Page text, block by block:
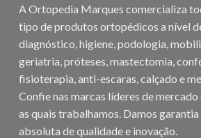
A Ortopedia Marques comercializa
tipo de produtos ortopédicos a nível
diagnóstico, higiene, podologia,
geriatria, próteses, mastectomia,
fisioterapia, anti-escaras, calçado e
Confie nas marcas líderes de mercado
as quais trabalhamos. Damos garantia
absoluta de qualidade e inovação.